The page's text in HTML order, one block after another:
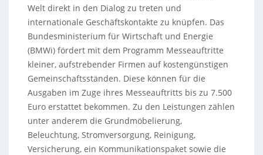
Welt direkt in den Dialog zu treten und
internationale Geschäftskontakte zu knüpfen. Das
Bundesministerium für Wirtschaft und Energie
(BMWi) fördert mit dem Programm Messeauftritte
kleiner, aufstrebender Firmen auf kostengünstigen
Gemeinschaftsständen. Diese können für die
Ausgaben im Zuge ihres Messeauftritts bis zu 7.500
Euro erstattet bekommen. Zu den Leistungen zählen
unter anderem die Grundmöbelierung,
Beleuchtung, Stromversorgung, Reinigung,
Versicherung, ein Kommunikationspaket sowie die